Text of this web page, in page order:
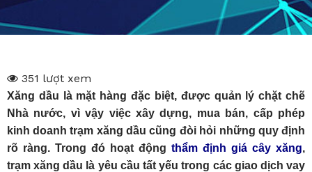
351 lượt xem
Xăng dầu là mặt hàng đặc biệt, được quản lý chặt chẽ
Nhà nước, vì vậy việc xây dựng, mua bán, cấp phép
kinh doanh trạm xăng dầu cũng đòi hỏi những quy định
rõ ràng. Trong đó hoạt độngthẩm định giá cây xăng,
trạm xăng dầu là yêu cầu tất yếu trong các giao dịch vay